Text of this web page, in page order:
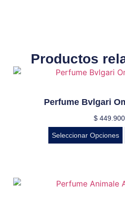
Productos
Perfume Bvlgari
$ 449.900
Seleccionar Opciones